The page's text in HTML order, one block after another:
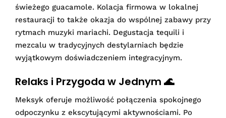
świeżego guacamole. Kolacja firmowa w lokalnej
restauracji to także okazja do wspólnej zabawy przy
rytmach muzyki mariachi. Degustacja tequili i
mezcalu w tradycyjnych destylarniach będzie
wyjątkowym doświadczeniem integracyjnym.
Relaks i Przygoda w Jednym 🌊
Meksyk oferuje możliwość połączenia spokojnego
odpoczynku z ekscytującymi aktywnościami. Po